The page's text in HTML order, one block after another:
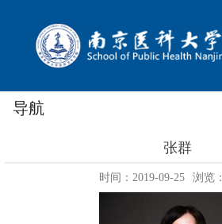
导航
张群
时间：2019-09-25 浏览：